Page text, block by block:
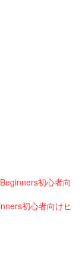
初心者向
初心者向けヒ